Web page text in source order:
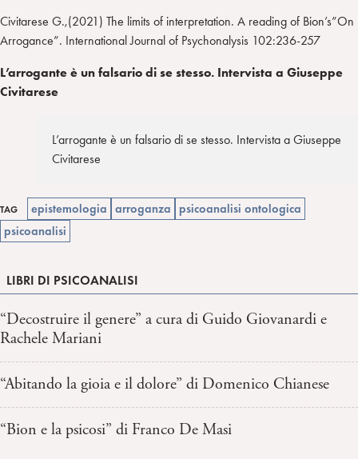
Civitarese G.,(2021) The limits of interpretation. A reading of Bion’s”On
Arrogance”. International Journal of Psychonalysis 102:236-257
L’arrogante è un falsario di se stesso. Intervista a Giuseppe
Civitarese
L’arrogante è un falsario di se stesso. Intervista a Giuseppe
Civitarese
TAG epistemologia arroganza
psicoanalisi ontologica
psicoanalisi
LIBRI DI PSICOANALISI
“Decostruire il genere” a cura di Guido Giovanardi e
Rachele Mariani
“Abitando la gioia e il dolore” di Domenico Chianese
“Bion e la psicosi” di Franco De Masi